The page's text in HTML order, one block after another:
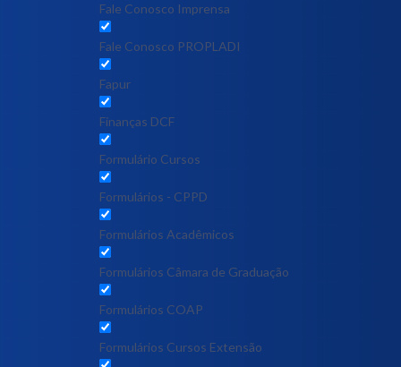
Fale Conosco Imprensa
Fale Conosco PROPLADI
Fapur
Finanças DCF
Formulário Cursos
Formulários - CPPD
Formulários Acadêmicos
Formulários Câmara de Graduação
Formulários COAP
Formulários Cursos Extensão